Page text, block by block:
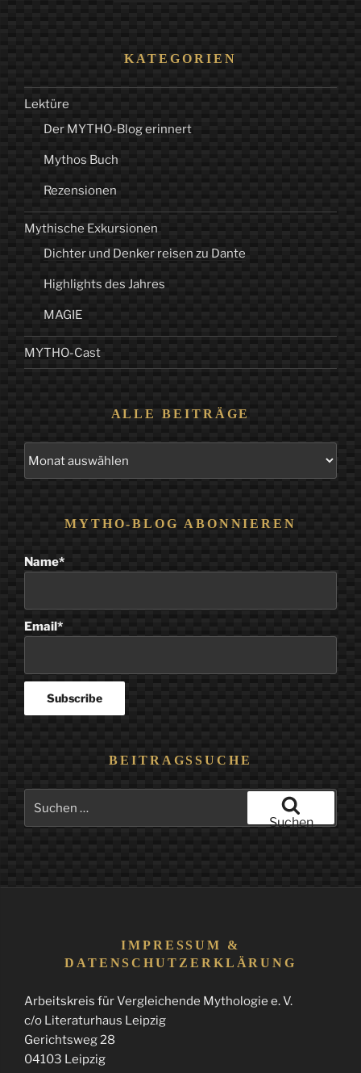
KATEGORIEN
Lektüre
Der MYTHO-Blog erinnert
Mythos Buch
Rezensionen
Mythische Exkursionen
Dichter und Denker reisen zu Dante
Highlights des Jahres
MAGIE
MYTHO-Cast
ALLE BEITRÄGE
MYTHO-BLOG ABONNIEREN
Name*
Email*
BEITRAGSSUCHE
nach:
Suchen
IMPRESSUM &
DATENSCHUTZERKLÄRUNG
Arbeitskreis für Vergleichende Mythologie e. V.
c/o Literaturhaus Leipzig
Gerichtsweg 28
04103 Leipzig